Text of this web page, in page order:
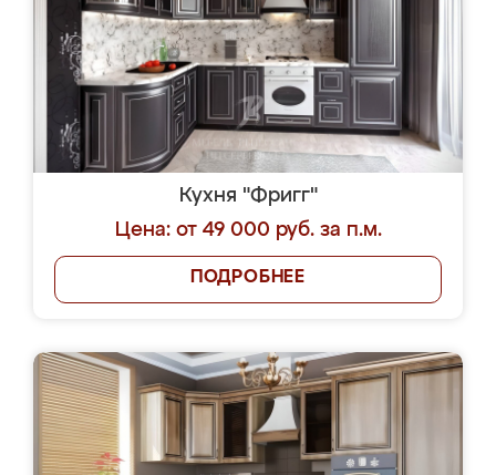
Кухня "Фригг"
Цена: от 49 000 руб. за п.м.
ПОДРОБНЕЕ